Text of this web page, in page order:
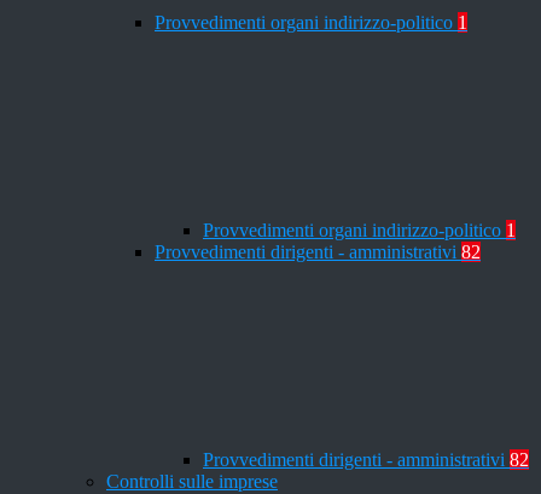
Provvedimenti organi indirizzo-politico 1
Provvedimenti organi indirizzo-politico 1
Provvedimenti dirigenti - amministrativi 82
Provvedimenti dirigenti - amministrativi 82
Controlli sulle imprese